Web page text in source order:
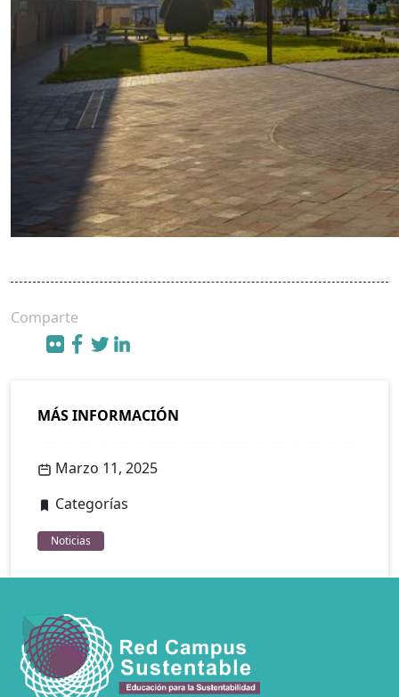
Comparte
MÁS INFORMACIÓN
Marzo 11, 2025
Categorías
Noticias